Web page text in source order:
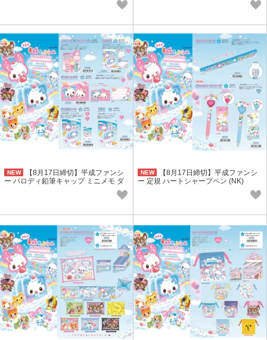
NEW
【8月17日締切】平成ファンシ
ー パロディ鉛筆キャップ ミニメモ ダ
イカットメモ 方眼ノート 下敷 (NK)
NEW
【8月17日締切】平成ファンシ
ー 定規 ハートシャープペン (NK)